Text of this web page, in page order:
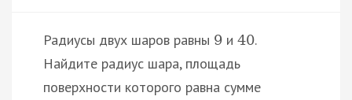
Радиусы двух шаров равны 9 и 40.
Найдите радиус шара, площадь
поверхности которого равна сумме